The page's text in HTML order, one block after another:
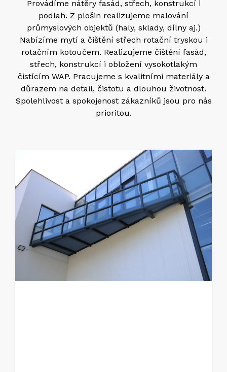
Provádíme nátěry fasád, střech, konstrukcí i
podlah. Z plošin realizujeme malování
průmyslových objektů (haly, sklady, dílny aj.)
Nabízíme mytí a čištění střech rotační tryskou i
rotačním kotoučem. Realizujeme čištění fasád,
střech, konstrukcí i obložení vysokotlakým
čistícím WAP. Pracujeme s kvalitními materiály a
důrazem na detail, čistotu a dlouhou životnost.
Spolehlivost a spokojenost zákazníků jsou pro nás
prioritou.